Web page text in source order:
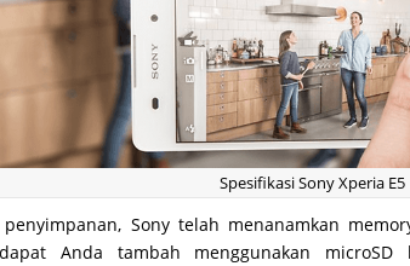
Spesifikasi Sony Xperia E5
Sony telah menanamkan
Anda tambah menggunakan microSD